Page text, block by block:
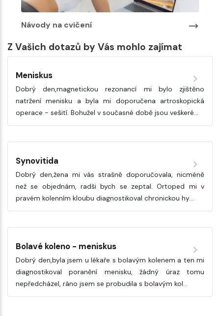
Návody na cvičení
Z Vašich dotazů by Vás mohlo zajímat
Meniskus
Dobrý den,magnetickou rezonancí mi bylo zjištěno
natržení menisku a byla mi doporučena artroskopická
operace - sešití. Bohužel v současné době jsou veškeré…
Synovitida
Dobrý den,žena mi vás strašně doporučovala, nicméně
než se objednám, radši bych se zeptal. Ortoped mi v
pravém kolenním kloubu diagnostikoval chronickou hy…
Bolavé koleno - meniskus
Dobrý den,byla jsem u lékaře s bolavým kolenem a ten mi
diagnostikoval poranění menisku, žádný úraz tomu
nepředcházel, ráno jsem se probudila s bolavým kol…